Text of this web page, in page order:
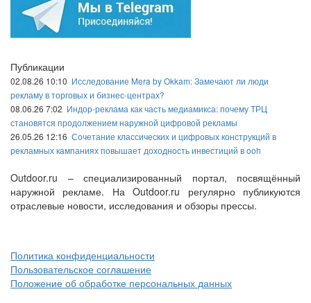
Публикации
02.08.26 10:10 Исследование Mera by Okkam: Замечают ли люди
рекламу в торговых и бизнес-центрах?
08.06.26 7:02 Индор-реклама как часть медиамикса: почему ТРЦ
становятся продолжением наружной цифровой рекламы
26.05.26 12:16 Сочетание классических и цифровых конструкций в
рекламных кампаниях повышает доходность инвестиций в ooh
Outdoor.ru – специализированный портал, посвящённый
наружной рекламе. На Outdoor.ru регулярно публикуются
отраслевые новости, исследования и обзоры прессы.
Политика конфиденциальности
Пользовательское соглашение
Положение об обработке персональных данных